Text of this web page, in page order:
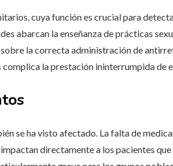
cuya función es crucial para
abarcan la enseñanza de prácticas
la correcta administración de
la prestación ininterrumpida de
se ha visto afectado. La falta de
directamente a los pacientes